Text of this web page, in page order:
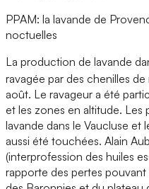
PPAM: la lavande de
noctuelles
La production de lavande
ravagée par des chenilles de
août. Le ravageur a été
et les zones en altitude.
lavande dans le Vaucluse
aussi été touchées. Alain
(interprofession des huiles
rapporte des pertes